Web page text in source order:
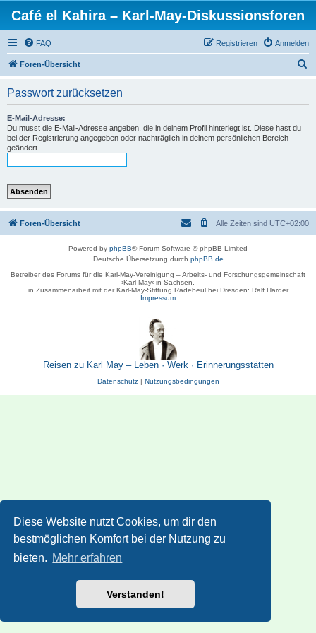
Diese Website nutzt Cookies, um dir den
bestmöglichen Komfort bei der Nutzung zu
bieten. Mehr erfahren
Verstanden!
Café el Kahira – Karl-May-Diskussionsforen
FAQ Anmelden
Registrieren
Foren-Übersicht
Passwort zurücksetzen
E-Mail-Adresse:
Du musst die E-Mail-Adresse angeben, die in deinem Profil hinterlegt ist. Diese hast du
bei der Registrierung angegeben oder nachträglich in deinem persönlichen Bereich
geändert.
Foren-Übersicht Alle Zeiten sind UTC+02:00
Powered by phpBB® Forum Software © phpBB Limited
Deutsche Übersetzung durch phpBB.de
Betreiber des Forums für die Karl-May-Vereinigung – Arbeits- und Forschungsgemeinschaft
›Karl May‹ in Sachsen,
in Zusammenarbeit mit der Karl-May-Stiftung Radebeul bei Dresden: Ralf Harder
Impressum
Reisen zu Karl May – Leben · Werk · Erinnerungsstätten
Datenschutz| Nutzungsbedingungen